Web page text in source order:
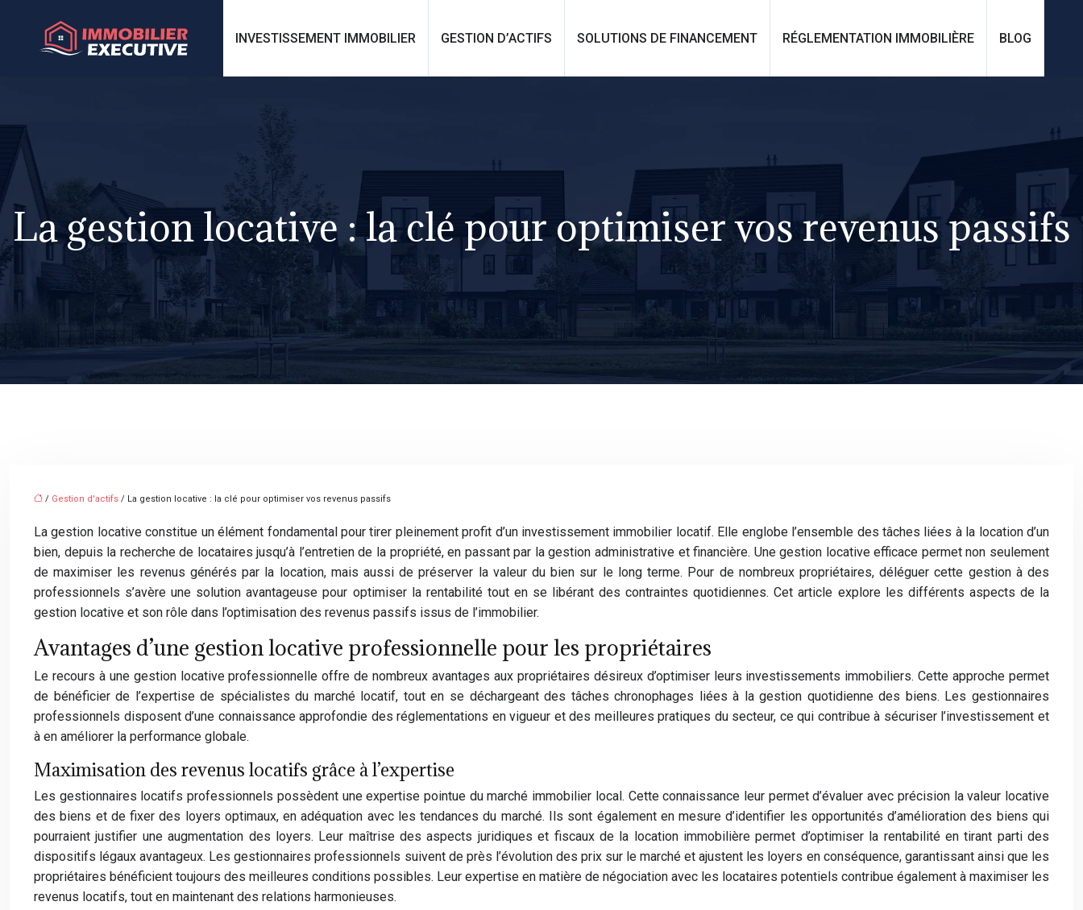
INVESTISSEMENT IMMOBILIER GESTION D’ACTIFS SOLUTIONS DE FINANCEMENT RÉGLEMENTATION IMMOBILIÈRE BLOG
La gestion locative : la clé pour optimiser vos revenus passifs
/ Gestion d'actifs / La gestion locative : la clé pour optimiser vos revenus passifs
La gestion locative constitue un élément fondamental pour tirer pleinement profit d’un investissement immobilier locatif. Elle englobe l’ensemble des tâches liées à la location d’un
bien, depuis la recherche de locataires jusqu’à l’entretien de la propriété, en passant par la gestion administrative et financière. Une gestion locative efficace permet non seulement
de maximiser les revenus générés par la location, mais aussi de préserver la valeur du bien sur le long terme. Pour de nombreux propriétaires, déléguer cette gestion à des
professionnels s’avère une solution avantageuse pour optimiser la rentabilité tout en se libérant des contraintes quotidiennes. Cet article explore les différents aspects de la
gestion locative et son rôle dans l’optimisation des revenus passifs issus de l’immobilier.
Avantages d’une gestion locative professionnelle pour les propriétaires
Le recours à une gestion locative professionnelle offre de nombreux avantages aux propriétaires désireux d’optimiser leurs investissements immobiliers. Cette approche permet
de bénéficier de l’expertise de spécialistes du marché locatif, tout en se déchargeant des tâches chronophages liées à la gestion quotidienne des biens. Les gestionnaires
professionnels disposent d’une connaissance approfondie des réglementations en vigueur et des meilleures pratiques du secteur, ce qui contribue à sécuriser l’investissement et
à en améliorer la performance globale.
Maximisation des revenus locatifs grâce à l’expertise
Les gestionnaires locatifs professionnels possèdent une expertise pointue du marché immobilier local. Cette connaissance leur permet d’évaluer avec précision la valeur locative
des biens et de fixer des loyers optimaux, en adéquation avec les tendances du marché. Ils sont également en mesure d’identifier les opportunités d’amélioration des biens qui
pourraient justifier une augmentation des loyers. Leur maîtrise des aspects juridiques et fiscaux de la location immobilière permet d’optimiser la rentabilité en tirant parti des
dispositifs légaux avantageux. Les gestionnaires professionnels suivent de près l’évolution des prix sur le marché et ajustent les loyers en conséquence, garantissant ainsi que les
propriétaires bénéficient toujours des meilleures conditions possibles. Leur expertise en matière de négociation avec les locataires potentiels contribue également à maximiser les
revenus locatifs, tout en maintenant des relations harmonieuses.